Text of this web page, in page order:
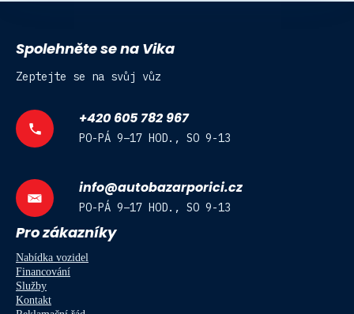
Spolehněte se na Vika
Zeptejte se na svůj vůz
+420 605 782 967
PO-PÁ 9–17 HOD., SO 9-13
info@autobazarporici.cz
PO-PÁ 9–17 HOD., SO 9-13
Pro zákazníky
Nabídka vozidel
Financování
Služby
Kontakt